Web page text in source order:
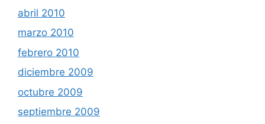
abril 2010
marzo 2010
febrero 2010
diciembre 2009
octubre 2009
septiembre 2009